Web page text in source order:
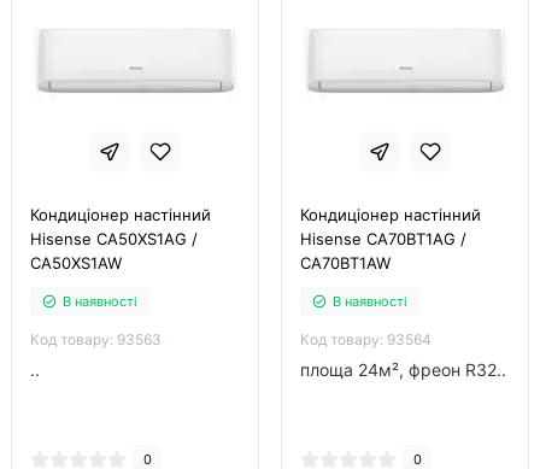
Кондиціонер настінний
Hisense CA50XS1AG /
CA50XS1AW
В наявності
Код товару: 93563
..
0
Кондиціонер настінний
Hisense CA70BT1AG /
CA70BT1AW
В наявності
Код товару: 93564
площа 24м², фреон R32..
0